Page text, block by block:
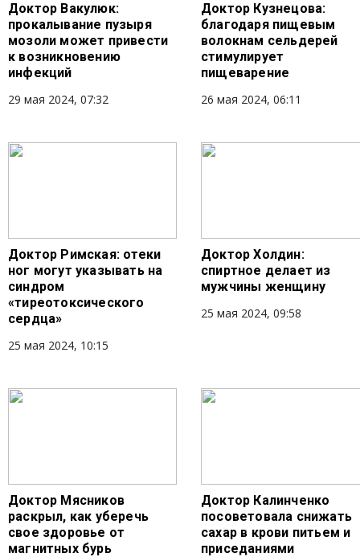
Доктор Вакулюк:
прокалывание пузыря
мозоли может привести
к возникновению
инфекций
29 мая 2024, 07:32
Доктор Кузнецова:
благодаря пищевым
волокнам сельдерей
стимулирует
пищеварение
26 мая 2024, 06:11
Доктор Римская: отеки
ног могут указывать на
синдром
«тиреотоксического
сердца»
25 мая 2024, 10:15
Доктор Холдин:
спиртное делает из
мужчины женщину
25 мая 2024, 09:58
Доктор Мясников
раскрыл, как уберечь
свое здоровье от
магнитных бурь
Доктор Калинченко
посоветовала снижать
сахар в крови питьем и
приседаниями